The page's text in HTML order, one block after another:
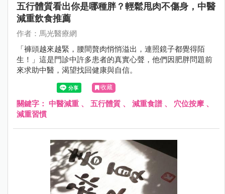
五行體質看出你是哪種胖？輕鬆甩肉不傷身，中醫
減重飲食推薦
作者：馬光醫療網
「褲頭越來越緊，腰間贅肉悄悄溢出，連照鏡子都覺得陌
生！」這是門診中許多患者的真實心聲，他們因肥胖問題前
來求助中醫，渴望找回健康與自信。
收藏
關鍵字： 中醫減重 、 五行體質 、 減重食譜 、 穴位按摩 、
減重習慣